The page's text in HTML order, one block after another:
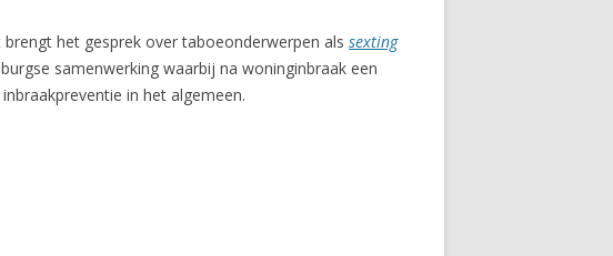
het gesprek over taboeonderwerpen als sexting
samenwerking waarbij na woninginbraak een
in het algemeen.